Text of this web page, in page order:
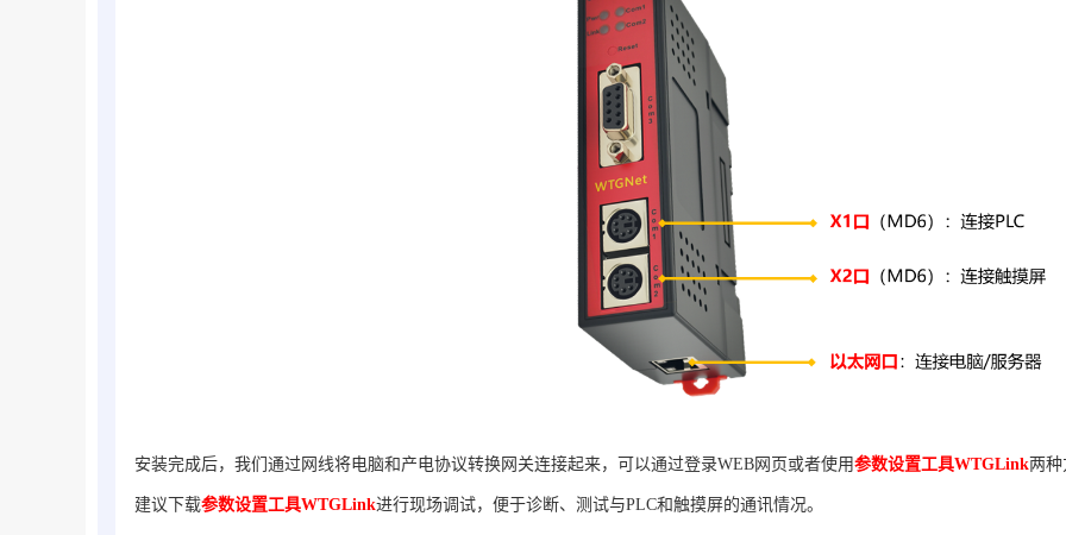
安装完成后，我们通过网线将电脑和 产电协议转换网关连接起来，可以通过登录WEB网页或者使用参数设置工具WTGLink两
建议下载参数设置工具WTGLink进行现场调试，便于诊断、测试与PLC和触摸屏的通讯情况。